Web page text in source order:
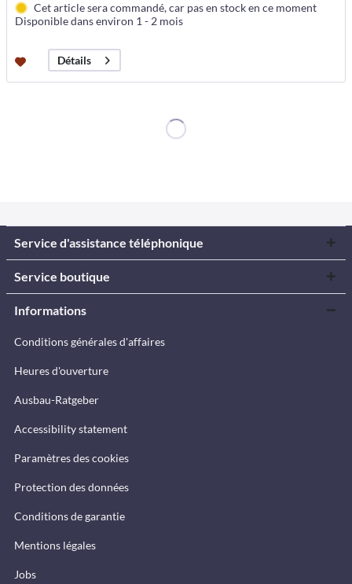
Cet article sera commandé, car pas en stock en ce moment
Disponible dans environ 1 - 2 mois
Détails
Service d'assistance téléphonique
Service boutique
Informations
Conditions générales d'affaires
Heures d'ouverture
Ausbau-Ratgeber
Accessibility statement
Paramètres des cookies
Protection des données
Conditions de garantie
Mentions légales
Jobs